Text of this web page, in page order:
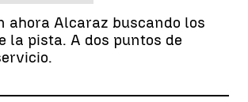
ahora Alcaraz buscando los
la pista. A dos puntos de